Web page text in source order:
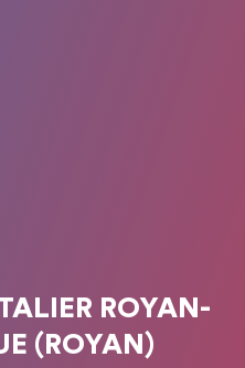
ROYAN-
(ROYAN)